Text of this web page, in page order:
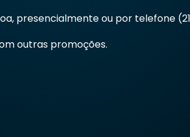
presencialmente ou por telefone
outras promoções.